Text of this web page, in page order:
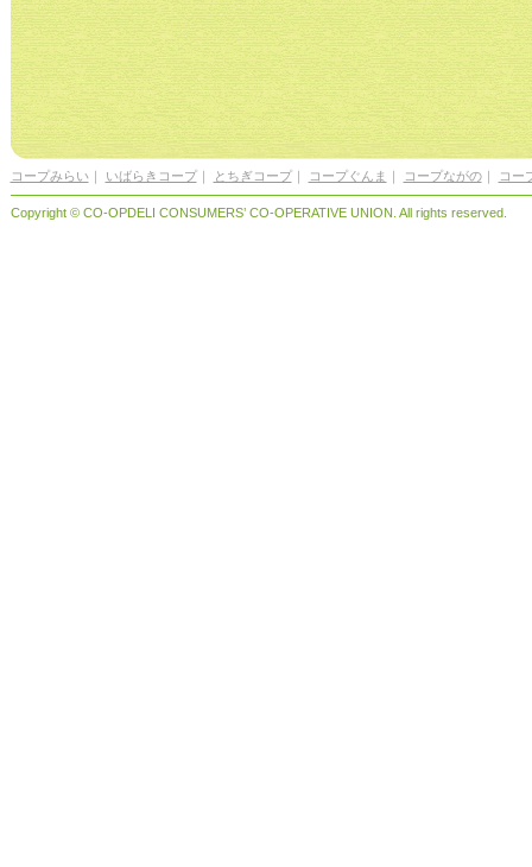
コープみらい ｜ いばらきコープ｜ とちぎコープ｜ コープぐんま ｜ コープながの｜ コー
Copyright © CO-OPDELI CONSUMERS’ CO-OPERATIVE UNION. All rights reserved.